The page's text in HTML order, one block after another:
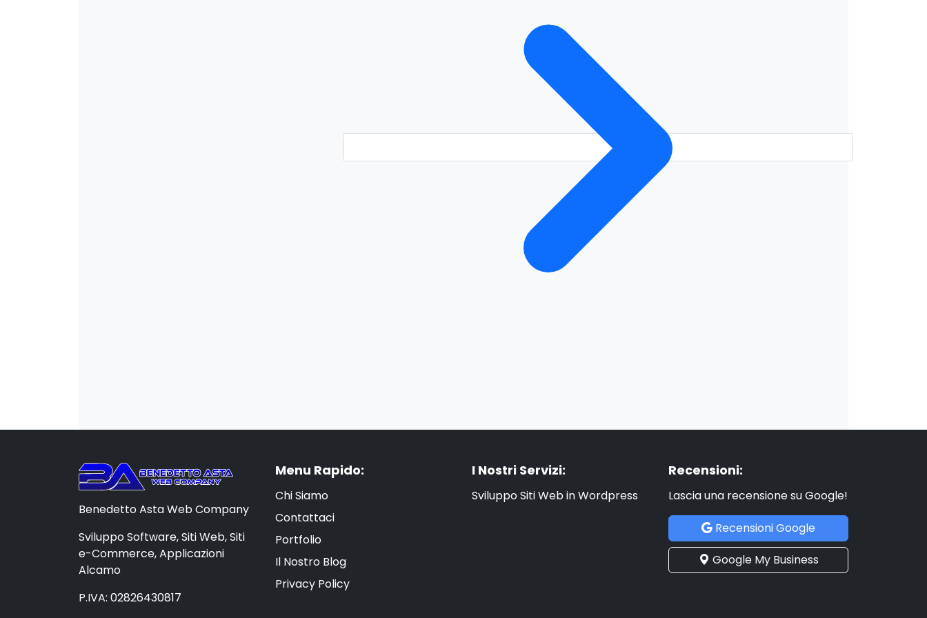
Benedetto Asta Web Company
Sviluppo Software, Siti Web, Siti
e-Commerce, Applicazioni
Alcamo
P.IVA: 02826430817
Menu Rapido:
Chi Siamo
Contattaci
Portfolio
Il Nostro Blog
Privacy Policy
I Nostri Servizi:
Sviluppo Siti Web in Wordpress
Recensioni:
Lascia una recensione su Google!
Recensioni Google
Google My Business